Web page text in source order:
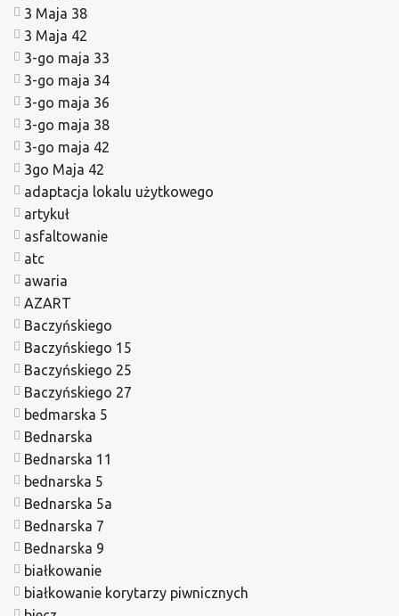
3 Maja 38
3 Maja 42
3-go maja 33
3-go maja 34
3-go maja 36
3-go maja 38
3-go maja 42
3go Maja 42
adaptacja lokalu użytkowego
artykuł
asfaltowanie
atc
awaria
AZART
Baczyńskiego
Baczyńskiego 15
Baczyńskiego 25
Baczyńskiego 27
bedmarska 5
Bednarska
Bednarska 11
bednarska 5
Bednarska 5a
Bednarska 7
Bednarska 9
białkowanie
białkowanie korytarzy piwnicznych